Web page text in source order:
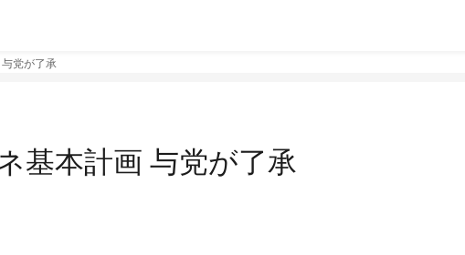
与党が了承
基本計画 与党が了承